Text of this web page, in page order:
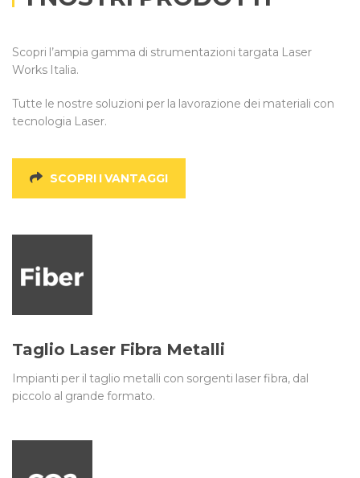
Scopri l’ampia gamma di strumentazioni targata Laser
Works Italia.
Tutte le nostre soluzioni per la lavorazione dei materiali con
tecnologia Laser.
SCOPRI I VANTAGGI
Taglio Laser Fibra Metalli
Impianti per il taglio metalli con sorgenti laser fibra, dal
piccolo al grande formato.